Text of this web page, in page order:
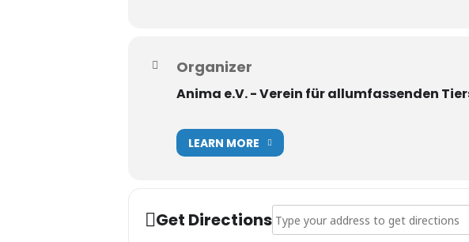
Organizer
Anima e.V. - Verein für allumfassenden
LEARN MORE
Get Directions